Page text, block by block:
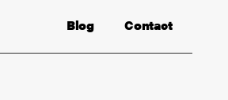
Contact
Blog